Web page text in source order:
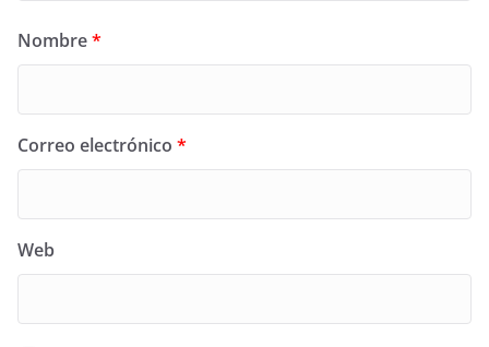
Nombre*
Correo electrónico *
Web